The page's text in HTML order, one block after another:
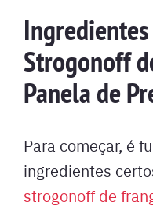
Strogonoff
Panela de
Para começar, é
ingredientes
strogonoff de